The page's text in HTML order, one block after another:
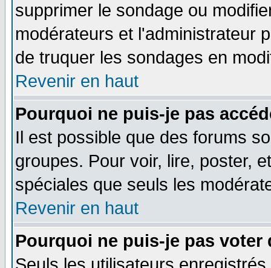
supprimer le sondage ou
modérateurs et l'administrateur
de truquer les sondages en
Revenir en haut
Pourquoi ne puis-je pas
Il est possible que des forums
groupes. Pour voir, lire, poster,
spéciales que seuls les
Revenir en haut
Pourquoi ne puis-je pas voter